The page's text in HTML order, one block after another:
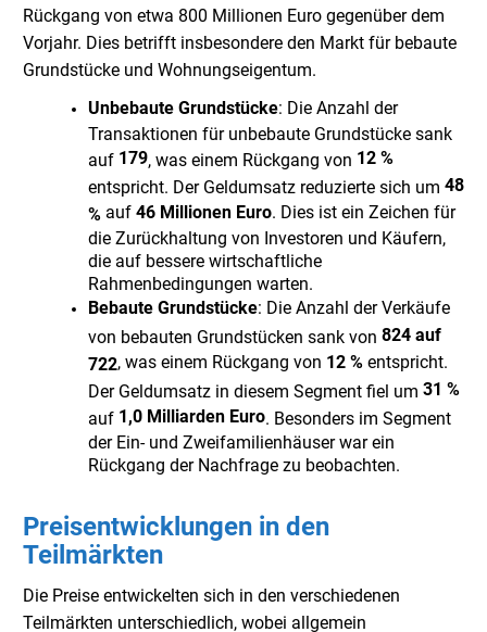
Rückgang von etwa 800 Millionen Euro gegenüber dem
Vorjahr. Dies betrifft insbesondere den Markt für bebaute
Grundstücke und Wohnungseigentum.
Unbebaute Grundstücke: Die Anzahl der
Transaktionen für unbebaute Grundstücke sank
auf 179 , was einem Rückgang von 12 %
entspricht. Der Geldumsatz reduzierte sich um 48
% auf 46 Millionen Euro. Dies ist ein Zeichen für
die Zurückhaltung von Investoren und Käufern,
die auf bessere wirtschaftliche
Rahmenbedingungen warten.
Bebaute Grundstücke: Die Anzahl der Verkäufe
von bebauten Grundstücken sank von 824 auf
722, was einem Rückgang von 12 % entspricht.
Der Geldumsatz in diesem Segment fiel um 31 %
auf 1,0 Milliarden Euro . Besonders im Segment
der Ein- und Zweifamilienhäuser war ein
Rückgang der Nachfrage zu beobachten.
Preisentwicklungen in den
Teilmärkten
Die Preise entwickelten sich in den verschiedenen
Teilmärkten unterschiedlich, wobei allgemein